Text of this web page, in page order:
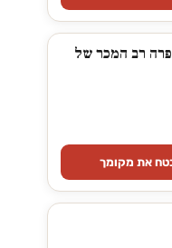
רב המכר של
את מקומך